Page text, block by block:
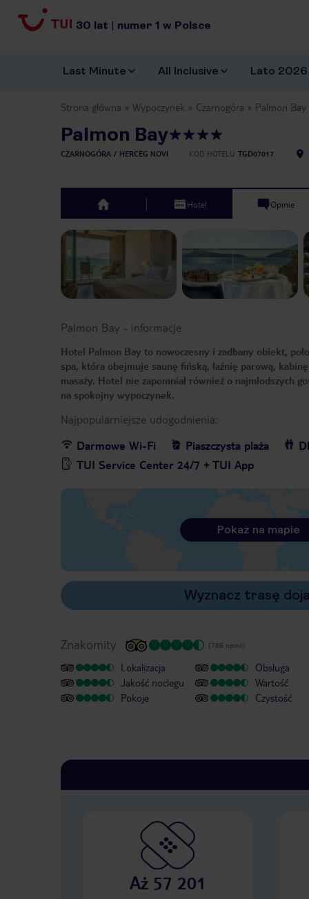
30 lat | numer 1 w Polsce
Last Minute All Inclusive Lato 2026
Strona główna Wypoczynek Czarnogóra Palmon Bay
Palmon Bay
CZARNOGÓRA HERCEG NOVI KOD HOTELU TGD07017
top Hotel Opinie
Previous slide
Palmon Bay - informacje
Hotel Palmon Bay to nowoczesny i zadbany obiekt,
spa, która obejmuje saunę fińską, łaźnię parową,
masaży. Hotel nie zapomniał również o najmłodszych
na spokojny wypoczynek.
Najpopularniejsze udogodnienia:
Darmowe Wi-Fi
Piaszczysta plaża
TUI Service Center 24/7 + TUI App
Pokaż na mapie
Wyznacz trasę
Znakomity (788 opinii)
Lokalizacja
Jakość noclegu
Pokoje
Obsługa
Wartość
Czystość
Aż 57 201